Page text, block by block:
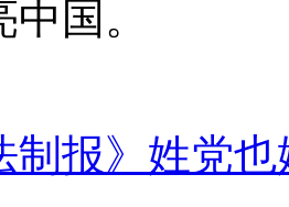
国。
制报》姓党